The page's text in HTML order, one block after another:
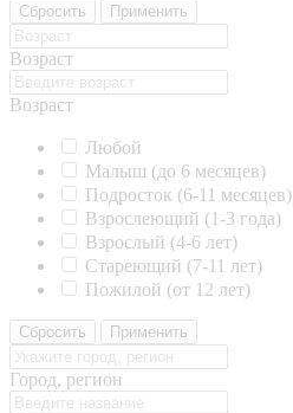
Сбросить Применить
Возраст
Возраст
Любой
Малыш (до 6 месяцев)
Подросток (6-11 месяцев)
Взрослеющий (1-3 года)
Взрослый (4-6 лет)
Стареющий (7-11 лет)
Пожилой (от 12 лет)
Сбросить Применить
Город, регион